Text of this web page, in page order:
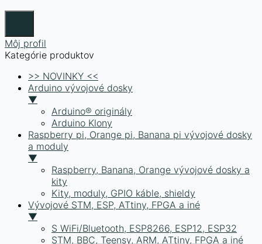
Môj profil
Kategórie produktov
>> NOVINKY <<
Arduino vývojové dosky
▼
Arduino® originály
Arduino Klony
Raspberry pi, Orange pi, Banana pi vývojové dosky
a moduly
▼
Raspberry, Banana, Orange vývojové dosky a
kity
Kity, moduly, GPIO káble, shieldy
Vývojové STM, ESP, ATtiny, FPGA a iné
▼
S WiFi/Bluetooth, ESP8266, ESP12, ESP32
STM, BBC, Teensy, ARM, ATtiny, FPGA a iné